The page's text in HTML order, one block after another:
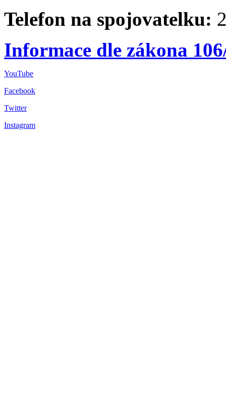
Telefon na spojovatelku:
Informace dle zákona
YouTube
Facebook
Twitter
Instagram